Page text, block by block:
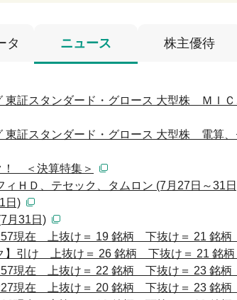
タ ニュース 株主優待
東証スタンダード・グロース 大型株 ＭＩ
東証スタンダード・グロース 大型株 電算
！ ＜決算特集＞
ＨＤ、テセック、タムロン (7月27日～31
日)
月31日)
現在 上抜け＝ 19 銘柄 下抜け＝ 21 銘
】引け 上抜け＝ 26 銘柄 下抜け＝ 21 銘
現在 上抜け＝ 22 銘柄 下抜け＝ 23 銘
現在 上抜け＝ 20 銘柄 下抜け＝ 23 銘